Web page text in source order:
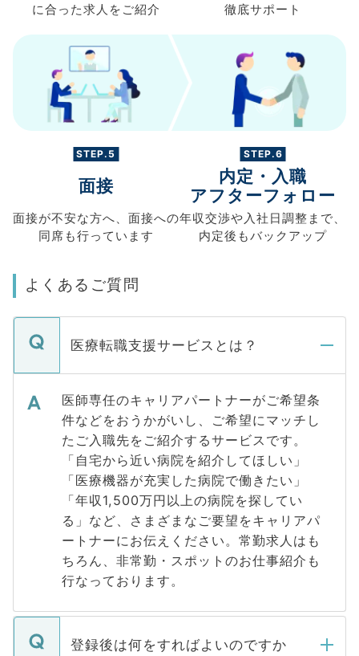
に合った求人を ご紹介
徹底サポート
STEP.5
面接
面接が不安な方へ、 面接への
同席も行っています
STEP.6
内定・入職
アフターフォロー
年収交渉や入社日調整まで、
内定後もバックアップ
よくあるご質問
医療転職支援サービスとは？
医師専任のキャリアパートナーがご希望条
件などをおうかがいし、ご希望にマッチし
たご入職先をご紹介するサービスです。
「自宅から近い病院を紹介してほしい」
「医療機器が充実した病院で働きたい」
「年収1,500万円以上の病院を探してい
る」など、さまざまなご要望をキャリアパ
ートナーにお伝えください。常勤求人はも
ちろん、非常勤・スポットのお仕事紹介も
行なっております。
登録後は何をすればよいのですか